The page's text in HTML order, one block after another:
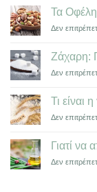
Τα
Δεν
Ζάχαρη:
Δεν
Τι είναι
Δεν
Γιατί να
Δεν